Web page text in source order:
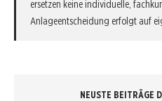
ersetzen keine individuelle,
Anlageentscheidung erfolgt auf
NEUSTE BEITRÄGE